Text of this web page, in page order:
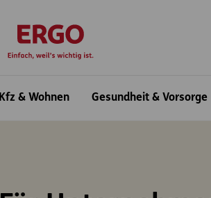
Kfz & Wohnen
Gesundheit & Vorsorge